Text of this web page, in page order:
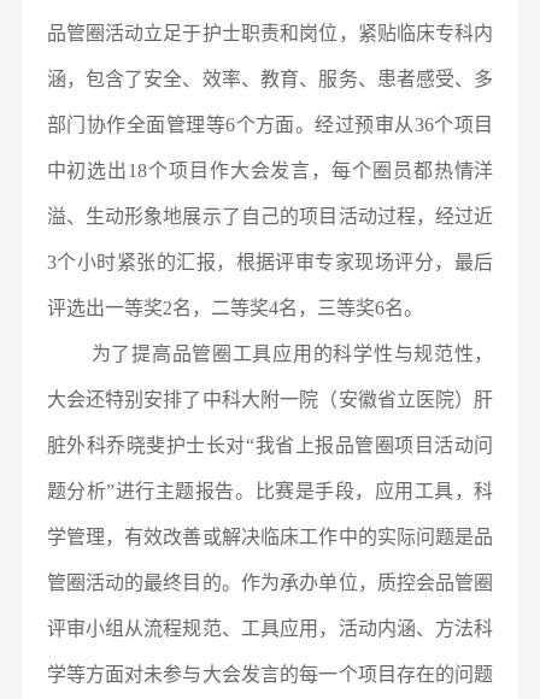
品管圈活动立足于护士职责和岗位，紧贴临床专科内
涵，包含了安全、效率、教育、服务、患者感受、多
部门协作全面管理等6个方面。经过预审从36个项目
中初选出18个项目作大会发言，每个圈员都热情洋
溢、生动形象地展示了自己的项目活动过程，经过近
3个小时紧张的汇报，根据评审专家现场评分，最后
评选出一等奖2名，二等奖4名，三等奖6名。
为了提高品管圈工具应用的科学性与规范性，
大会还特别安排了中科大附一院（安徽省立医院）肝
脏外科乔晓斐护士长对“我省上报品管圈项目活动问
题分析”进行主题报告。比赛是手段，应用工具，科
学管理，有效改善或解决临床工作中的实际问题是品
管圈活动的最终目的。作为承办单位，质控会品管圈
评审小组从流程规范、工具应用，活动内涵、方法科
学等方面对未参与大会发言的每一个项目存在的问题